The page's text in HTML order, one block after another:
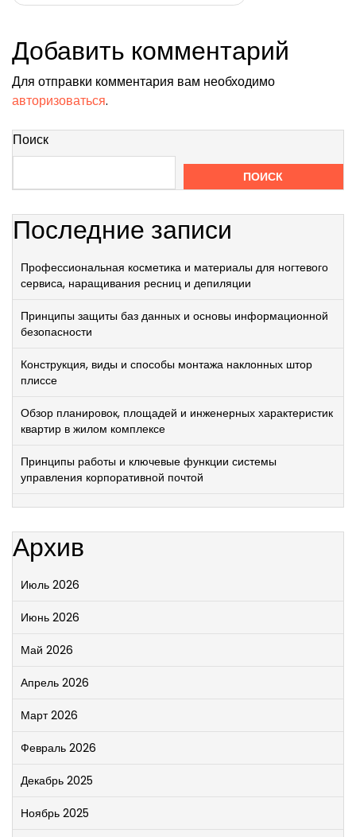
записям
Добавить комментарий
Для отправки комментария вам необходимо
авторизоваться.
Поиск
ПОИСК
Последние записи
Профессиональная косметика и материалы для ногтевого
сервиса, наращивания ресниц и депиляции
Принципы защиты баз данных и основы информационной
безопасности
Конструкция, виды и способы монтажа наклонных штор
плиссе
Обзор планировок, площадей и инженерных характеристик
квартир в жилом комплексе
Принципы работы и ключевые функции системы
управления корпоративной почтой
Архив
Июль 2026
Июнь 2026
Май 2026
Апрель 2026
Март 2026
Февраль 2026
Декабрь 2025
Ноябрь 2025